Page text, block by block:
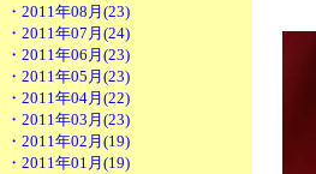
・2011年08月(23)
・2011年07月(24)
・2011年06月(23)
・2011年05月(23)
・2011年04月(22)
・2011年03月(23)
・2011年02月(19)
・2011年01月(19)